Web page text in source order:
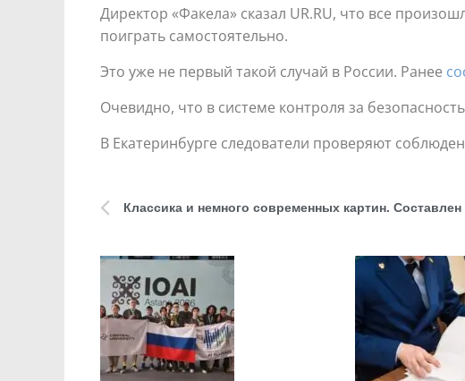
Директор «Факела» сказал UR.RU, что все
поиграть самостоятельно.
Это уже не первый такой случай в России. Ранее
Очевидно, что в системе контроля за
В Екатеринбурге следователи проверяют